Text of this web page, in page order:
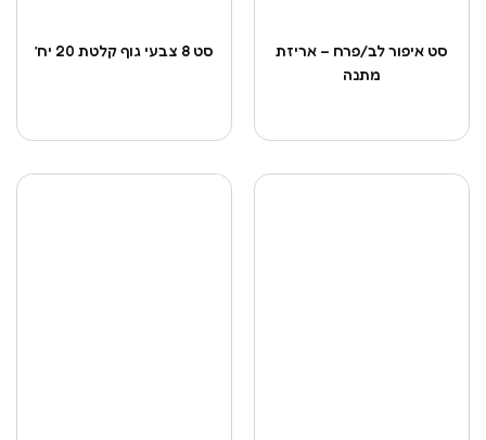
סט 8 צבעי גוף קלטת 20 יח’
סט איפור לב/פרח – אריזת
מתנה